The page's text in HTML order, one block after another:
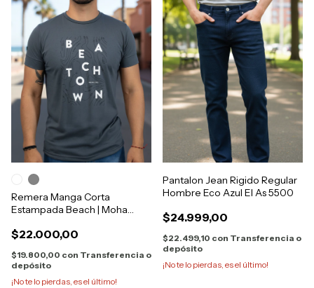
Remera Manga Corta
Estampada Beach | Moha
$22.000,00
$19.800,00 con Transferencia o
depósito
¡No te lo pierdas, es el último!
Pantalon Jean Rigido Regular
Hombre Eco Azul El As 5500
$24.999,00
$22.499,10 con Transferencia o
depósito
¡No te lo pierdas, es el último!